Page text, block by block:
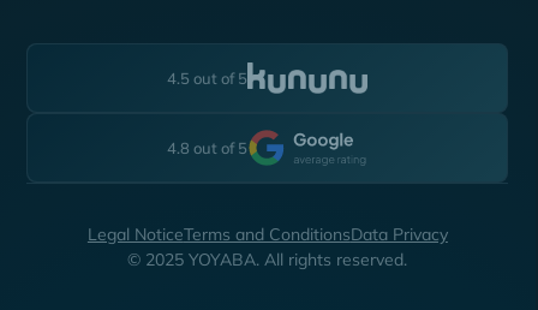
4.5 out of 5
4.8 out of 5
© 2025 YOYABA. All rights reserved.
Legal NoticeTerms and ConditionsData Privacy